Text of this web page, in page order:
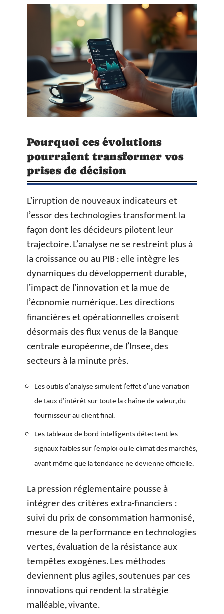
Pourquoi ces évolutions
pourraient transformer vos
prises de décision
L’irruption de nouveaux indicateurs et
l’essor des technologies transforment la
façon dont les décideurs pilotent leur
trajectoire. L’analyse ne se restreint plus à
la croissance ou au PIB : elle intègre les
dynamiques du développement durable,
l’impact de l’innovation et la mue de
l’économie numérique. Les directions
financières et opérationnelles croisent
désormais des flux venus de la Banque
centrale européenne, de l’Insee, des
secteurs à la minute près.
Les outils d’analyse simulent l’effet d’une variation
de taux d’intérêt sur toute la chaîne de valeur, du
fournisseur au client final.
Les tableaux de bord intelligents détectent les
signaux faibles sur l’emploi ou le climat des marchés,
avant même que la tendance ne devienne officielle.
La pression réglementaire pousse à
intégrer des critères extra-financiers :
suivi du prix de consommation harmonisé,
mesure de la performance en technologies
vertes, évaluation de la résistance aux
tempêtes exogènes. Les méthodes
deviennent plus agiles, soutenues par ces
innovations qui rendent la stratégie
malléable, vivante.